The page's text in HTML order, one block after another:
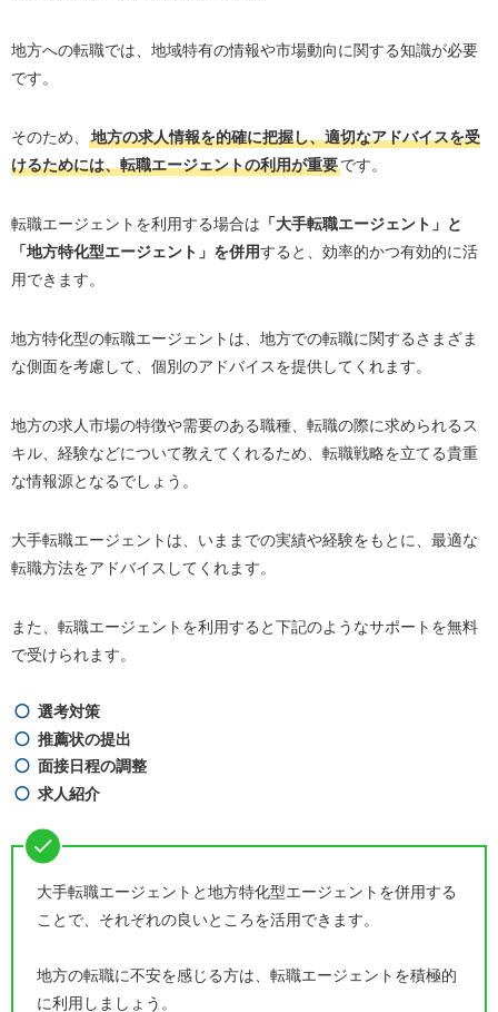
地方への転職では、地域特有の情報や市場動向に関する知識が必要
です。
そのため、
地方の求人情報を的確に把握し、適切なアドバイスを受
けるためには、転職エージェントの利用が重要です。
転職エージェントを利用する場合は 「大手転職エージェント」と
「地方特化型エージェント」を併用すると、効率的かつ有効的に活
用できます。
地方特化型の転職エージェントは、地方での転職に関するさまざま
な側面を考慮して、個別のアドバイスを提供してくれます。
地方の求人市場の特徴や需要のある職種、転職の際に求められるス
キル、経験などについて教えてくれるため、転職戦略を立てる貴重
な情報源となるでしょう。
大手転職エージェントは、いままでの実績や経験をもとに、最適な
転職方法をアドバイスしてくれます。
また、転職エージェントを利用すると下記のようなサポートを無料
で受けられます。
選考対策
推薦状の提出
面接日程の調整
求人紹介
大手転職エージェントと地方特化型エージェントを併用する
ことで、それぞれの良いところを活用できます。
地方の転職に不安を感じる方は、転職エージェントを積極的
に利用しましょう。